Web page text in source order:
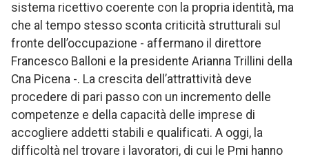
sistema ricettivo coerente con la propria identità, ma
che al tempo stesso sconta criticità strutturali sul
fronte dell’occupazione - affermano il direttore
Francesco Balloni e la presidente Arianna Trillini della
Cna Picena -. La crescita dell’attrattività deve
procedere di pari passo con un incremento delle
competenze e della capacità delle imprese di
accogliere addetti stabili e qualificati. A oggi, la
difficoltà nel trovare i lavoratori, di cui le Pmi hanno